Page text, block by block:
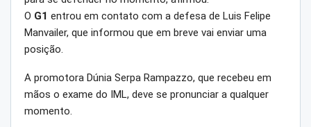
O G1 entrou em contato com a defesa de Luis Felipe
Manvailer, que informou que em breve vai enviar uma
posição.
A promotora Dúnia Serpa Rampazzo, que recebeu em
mãos o exame do IML, deve se pronunciar a qualquer
momento.